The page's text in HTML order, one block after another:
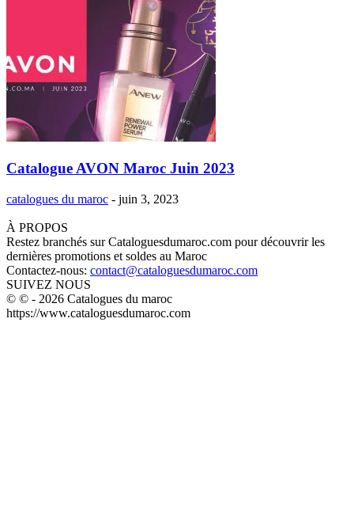
Catalogue AVON Maroc Juin 2023
catalogues du maroc - juin 3, 2023
À PROPOS
Restez branchés sur Cataloguesdumaroc.com pour découvrir les
dernières promotions et soldes au Maroc
Contactez-nous: contact@cataloguesdumaroc.com
SUIVEZ NOUS
© © - 2026 Catalogues du maroc
https://www.cataloguesdumaroc.com